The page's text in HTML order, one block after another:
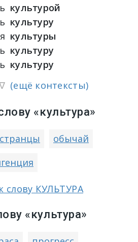
культурой
культуру
культуры
культуру
культуру
(ещё контексты)
«культура»
обычай
слову КУЛЬТУРА
«культура»